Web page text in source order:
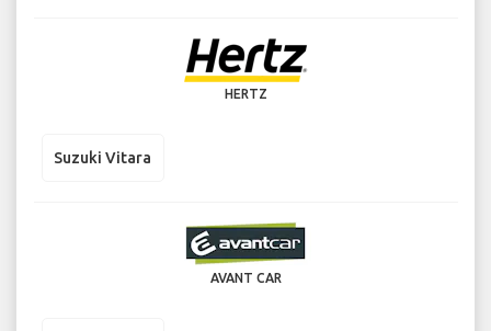
HERTZ
Suzuki Vitara
AVANT CAR